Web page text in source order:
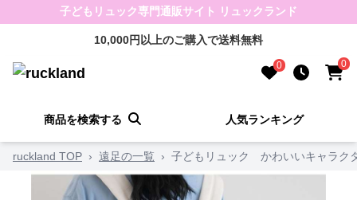
子どもリュック専門通販サイト リュックランド
10,000円以上のご購入で送料無料
0 0
商品を検索する 人気ランキング
ruckland TOP › 遠足の一覧 › 子どもリュック かわいいキャラク